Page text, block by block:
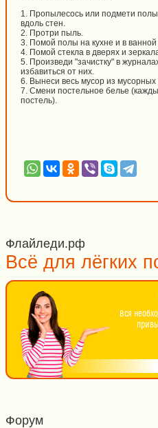
1. Пропылесось или подмети полы
вдоль стен.
2. Протри пыль.
3. Помой полы на кухне и в ванной
4. Помой стекла в дверях и
5. Произведи "зачистку" в
избавиться от них.
6. Вынеси весь мусор из мусорных
7. Смени постельное белье
постель).
Флайледи.рф
Всё для лёгких
Вся
Форум